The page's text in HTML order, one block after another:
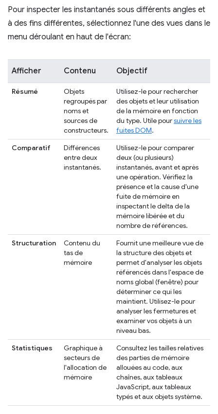
Pour inspecter les instantanés sous différents angles et
à des fins différentes, sélectionnez l'une des vues dans le
menu déroulant en haut de l'écran:
Afficher Contenu Objectif
Résumé
Objets
regroupés par
noms et
sources de
constructeurs.
Utilisez-le pour rechercher
des objets et leur utilisation
de la mémoire en fonction
du type. Utile poursuivre les
fuites DOM.
Comparatif
Différences
entre deux
instantanés.
Utilisez-le pour comparer
deux (ou plusieurs)
instantanés, avant et après
une opération. Vérifiez la
présence et la cause d'une
fuite de mémoire en
inspectant le delta de la
mémoire libérée et du
nombre de références.
Structuration
Contenu du
tas de
mémoire
Fournit une meilleure vue de
la structure des objets et
permet d'analyser les objets
référencés dans l'espace de
noms global (fenêtre) pour
déterminer ce qui les
maintient. Utilisez-le pour
analyser les fermetures et
examiner vos objets à un
niveau bas.
Statistiques
Graphique à
secteurs de
l'allocation de
mémoire
Consultez les tailles relatives
des parties de mémoire
allouées au code, aux
chaînes, aux tableaux
JavaScript, aux tableaux
typés et aux objets système.